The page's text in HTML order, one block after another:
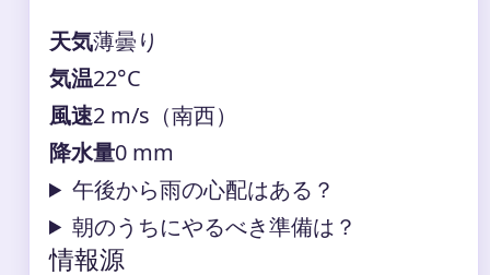
天気薄曇り
気温22°C
風速2 m/s（南西）
降水量0 mm
午後から雨の心配はある？
朝のうちにやるべき準備は？
情報源